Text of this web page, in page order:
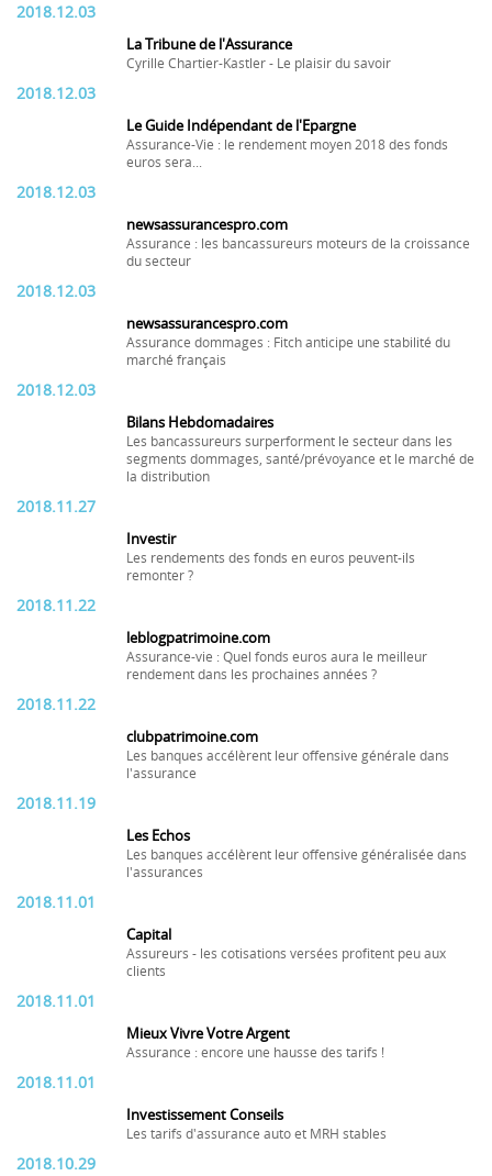
2018.12.03
La Tribune de l'Assurance
Cyrille Chartier-Kastler - Le plaisir du savoir
2018.12.03
Le Guide Indépendant de l'Epargne
Assurance-Vie : le rendement moyen 2018 des fonds
euros sera...
2018.12.03
newsassurancespro.com
Assurance : les bancassureurs moteurs de la croissance
du secteur
2018.12.03
newsassurancespro.com
Assurance dommages : Fitch anticipe une stabilité du
marché français
2018.12.03
Bilans Hebdomadaires
Les bancassureurs surperforment le secteur dans les
segments dommages, santé/prévoyance et le marché de
la distribution
2018.11.27
Investir
Les rendements des fonds en euros peuvent-ils
remonter ?
2018.11.22
leblogpatrimoine.com
Assurance-vie : Quel fonds euros aura le meilleur
rendement dans les prochaines années ?
2018.11.22
clubpatrimoine.com
Les banques accélèrent leur offensive générale dans
l'assurance
2018.11.19
Les Echos
Les banques accélèrent leur offensive généralisée dans
l'assurances
2018.11.01
Capital
Assureurs - les cotisations versées profitent peu aux
clients
2018.11.01
Mieux Vivre Votre Argent
Assurance : encore une hausse des tarifs !
2018.11.01
Investissement Conseils
Les tarifs d'assurance auto et MRH stables
2018.10.29